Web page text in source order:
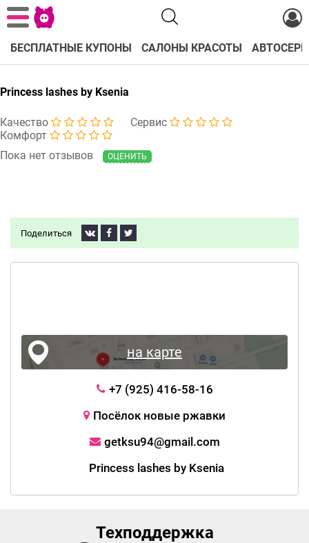
БЕСПЛАТНЫЕ КУПОНЫ САЛОНЫ КРАСОТЫ
Princess lashes by Ksenia
Качество
Сервис
Комфорт
Пока нет отзывов
ОЦЕНИТЬ
Поделиться
на карте
+7 (925) 416-58-16
Посёлок новые ржавки
getksu94@gmail.com
Princess lashes by Ksenia
Техподдержка